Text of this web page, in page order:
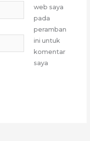
web saya
pada
peramban
ini untuk
komentar
saya